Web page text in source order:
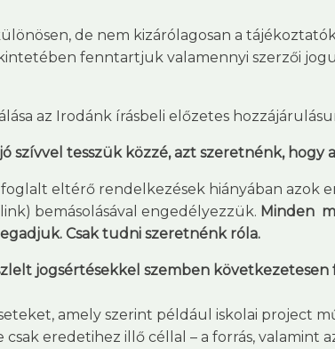
de nem kizárólagosan a
fenntartjuk valamennyi szerzői
az Irodánk írásbeli előzetes
szívvel tesszük közzé, azt szeretnénk,
eltérő rendelkezések hiányában azok
bemásolásával engedélyezzük. Minden
Csak tudni szeretnénk róla.
jogsértésekkel szemben
amely szerint például iskolai project
eredetihez illő céllal – a forrás,